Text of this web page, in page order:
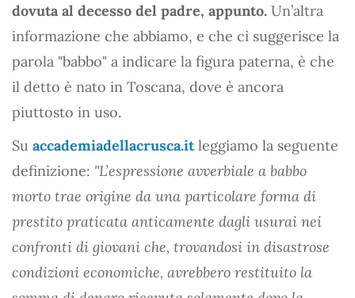
dovuta al decesso del padre, appunto. Un’altra
informazione che abbiamo, e che ci suggerisce la
parola "babbo" a indicare la figura paterna, è che
il detto è nato in Toscana, dove è ancora
piuttosto in uso.
Su accademiadellacrusca.itleggiamo la seguente
definizione: "L’espressione avverbiale a babbo
morto trae origine da una particolare forma di
prestito praticata anticamente dagli usurai nei
confronti di giovani che, trovandosi in disastrose
condizioni economiche, avrebbero restituito la